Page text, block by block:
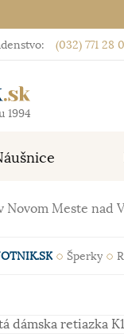
(032) 771 28
1994
Novom Meste nad
Šperky